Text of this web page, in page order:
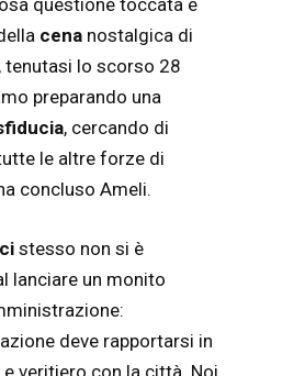
questione toccata è
cena nostalgica di
, tenutasi lo scorso 28
preparando una
, cercando di
le altre forze di
concluso Ameli.
stesso non si è
lanciare un monito
deve rapportarsi in
veritiero con la città. Noi